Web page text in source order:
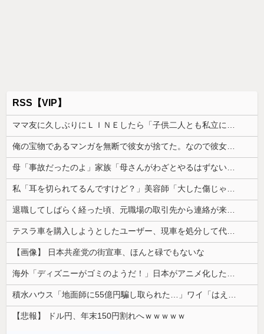
RSS【VIP】
【画像】 日本共産党の街宣車、ほんと碌でもないな
【悲報】 ドル円、年末150円割れへｗｗｗｗｗ